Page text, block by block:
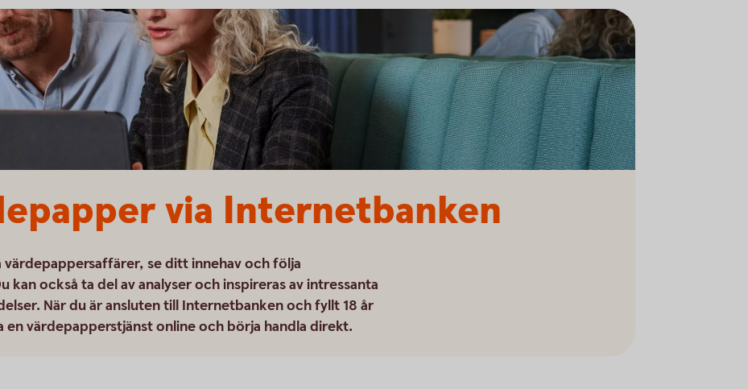
via Internetbanken
se ditt innehav och följa
kan också ta del av analyser och inspireras av intressanta
När du är ansluten till Internetbanken och fyllt 18 år
värdepapperstjänst online och börja handla direkt.